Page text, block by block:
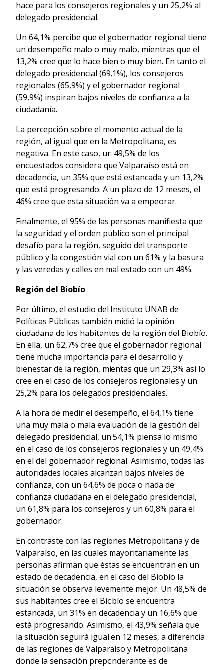
hace para los consejeros regionales y un 25,2% al
delegado presidencial.
Un 64,1% percibe que el gobernador regional tiene
un desempeño malo o muy malo, mientras que el
13,2% cree que lo hace bien o muy bien. En tanto el
delegado presidencial (69,1%), los consejeros
regionales (65,9%) y el gobernador regional
(59,9%) inspiran bajos niveles de confianza a la
ciudadanía.
La percepción sobre el momento actual de la
región, al igual que en la Metropolitana, es
negativa. En este caso, un 49,5% de los
encuestados considera que Valparaíso está en
decadencia, un 35% que está estancada y un 13,2%
que está progresando. A un plazo de 12 meses, el
46% cree que esta situación va a empeorar.
Finalmente, el 95% de las personas manifiesta que
la seguridad y el orden público son el principal
desafío para la región, seguido del transporte
público y la congestión vial con un 61% y la basura
y las veredas y calles en mal estado con un 49%.
Región del Biobío
Por último, el estudio del Instituto UNAB de
Políticas Públicas también midió la opinión
ciudadana de los habitantes de la región del Biobío.
En ella, un 62,7% cree que el gobernador regional
tiene mucha importancia para el desarrollo y
bienestar de la región, mientas que un 29,3% así lo
cree en el caso de los consejeros regionales y un
25,2% para los delegados presidenciales.
A la hora de medir el desempeño, el 64,1% tiene
una muy mala o mala evaluación de la gestión del
delegado presidencial, un 54,1% piensa lo mismo
en el caso de los consejeros regionales y un 49,4%
en el del gobernador regional. Asimismo, todas las
autoridades locales alcanzan bajos niveles de
confianza, con un 64,6% de poca o nada de
confianza ciudadana en el delegado presidencial,
un 61,8% para los consejeros y un 60,8% para el
gobernador.
En contraste con las regiones Metropolitana y de
Valparaíso, en las cuales mayoritariamente las
personas afirman que éstas se encuentran en un
estado de decadencia, en el caso del Biobío la
situación se observa levemente mejor. Un 48,5% de
sus habitantes cree el Biobío se encuentra
estancada, un 31% en decadencia y un 16,6% que
está progresando. Asimismo, el 43,9% señala que
la situación seguirá igual en 12 meses, a diferencia
de las regiones de Valparaíso y Metropolitana
donde la sensación preponderante es de